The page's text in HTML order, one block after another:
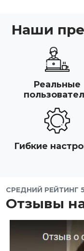
Наши
Реальные
Гибкие
СРЕДНИЙ РЕЙТИНГ
Отзывы